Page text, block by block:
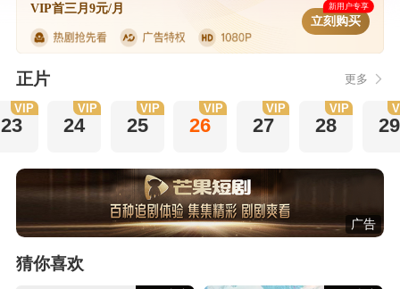
VIP首三月9元/月 新用户专享
立刻购买
正片 更多
23
VIP
24
VIP
25
VIP
26
VIP
27
VIP
28
VIP
29
广告
猜你喜欢